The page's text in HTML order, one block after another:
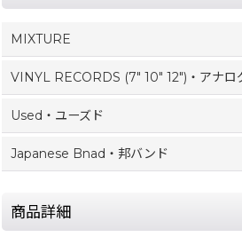
MIXTURE
VINYL RECORDS (7" 10" 12")・アナロ
Used・ユーズド
Japanese Bnad・邦バンド
商品詳細